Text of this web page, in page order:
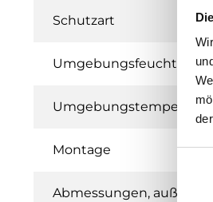
Schutzart
Umgebungsfeuchte
Umgebungstemperatur
Montage
Abmessungen, außen (B